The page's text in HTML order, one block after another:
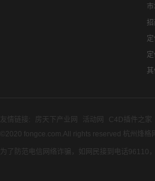
招
友情链接: 房天下产业网 活动网 C4D插件之家
©2020 fongce.com.All rights reserved 杭州烽格
为了防范电信网络诈骗，如网民接到电话96110